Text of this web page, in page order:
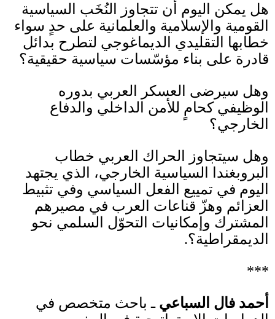
هل يمكن اليوم أن تتجاوز النُخَب السياسية
القومية والإسلامية والعلمانية على حدٍ سواء
خطابها التقليدي الديماغوجي لتطرح بدائل
قادرة على بناء مؤسّسات سياسية حقيقية؟
وهل سيرضى العسكر العربي بدوره
الوظيفي كحامٍ للأمن الداخلي والدفاع
الخارجي؟
وهل سيتجاوز الحراك العربي خطاب
البروبغندا السياسية الخارجي، الذي يجتهد
اليوم في تمييع الفعل السياسي وفي تثبيط
العزائم وهزّ قناعات العرب في مصيرهم
المشترك وإمكانيات التحوّل السلمي نحو
الديمقراطية؟.
***
أحمد فال السباعي ـ باحث متخصص في